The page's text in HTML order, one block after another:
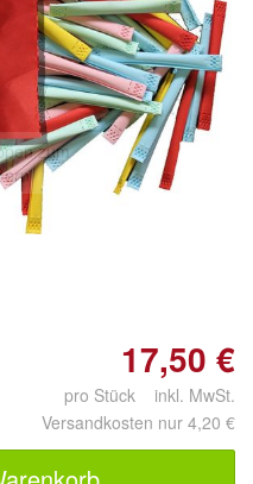
zum
17,50 €
pro Stück inkl. MwSt.
Versandkosten nur 4,20 €